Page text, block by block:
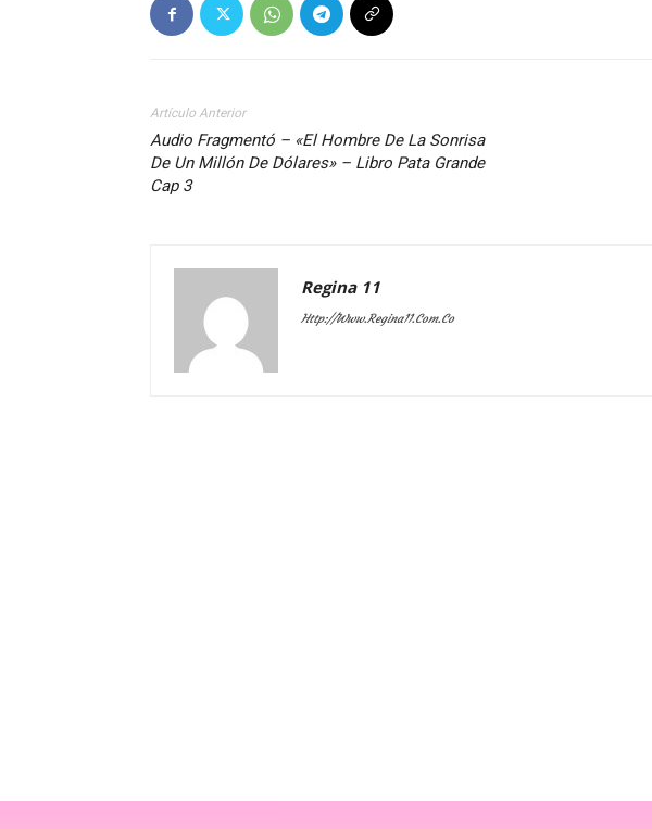
Artículo Anterior
Audio Fragmentó – «El Hombre De La Sonrisa
De Un Millón De Dólares» – Libro Pata Grande
Cap 3
Regina 11
Http://www.regina11.com.co